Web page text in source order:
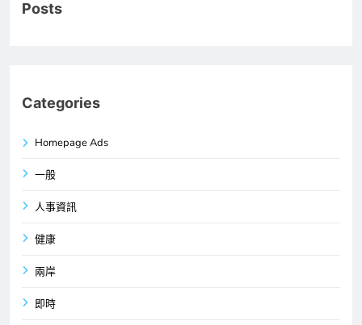
Posts
Categories
Homepage Ads
一般
人事資訊
健康
兩岸
即時